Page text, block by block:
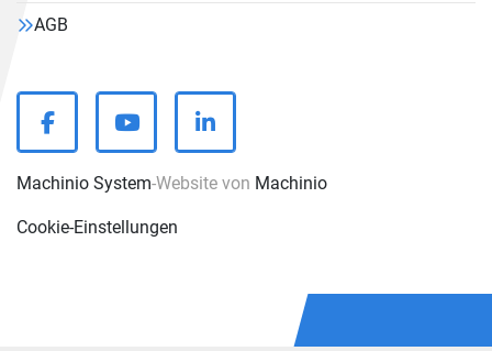
AGB
facebookyoutubelinkedin
Machinio System-Website von Machinio
Cookie-Einstellungen